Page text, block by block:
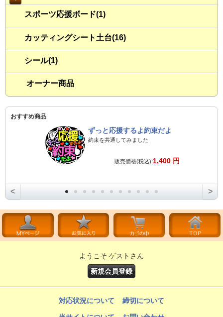
スポーツ応援ボード(1)
カッティングシート土台(16)
シール(1)
オーナー商品
おすすめ商品
ずっと応援するよ約束だよ
約束を共通してみました
販売価格(税込):1,400 円
< >
ようこそ ゲストさん
新規会員登録
対応状況について 締切について